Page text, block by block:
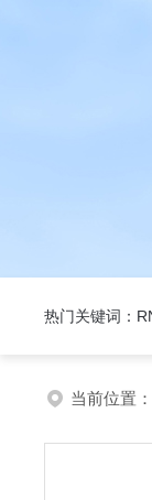
热门关键词：
当前位置：